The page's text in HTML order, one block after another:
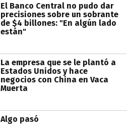
El Banco Central no pudo dar
precisiones sobre un sobrante
de $4 billones: "En algún lado
están"
La empresa que se le plantó a
Estados Unidos y hace
negocios con China en Vaca
Muerta
Algo pasó